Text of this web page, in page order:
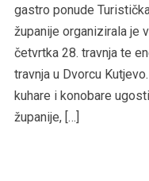
gastro ponude
županije organizirala je
četvrtka 28. travnja te
travnja u Dvorcu
kuhare i konobare
županije, […]